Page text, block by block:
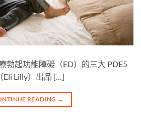
勃起功能障礙（ED）的三大 PDE5
Eli Lilly）出品 […]
READING →